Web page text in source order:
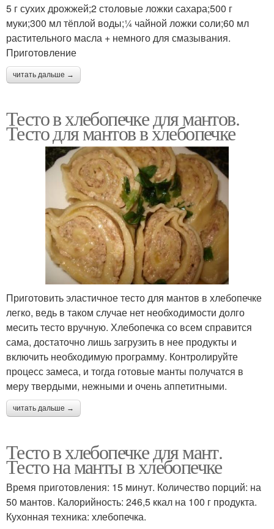
5 г сухих дрожжей;2 столовые ложки сахара;500 г
муки;300 мл тёплой воды;¼ чайной ложки соли;60 мл
растительного масла + немного для смазывания.
Приготовление
читать дальше →
Тесто в хлебопечке для мантов.
Тесто для мантов в хлебопечке
Приготовить эластичное тесто для мантов в хлебопечке
легко, ведь в таком случае нет необходимости долго
месить тесто вручную. Хлебопечка со всем справится
сама, достаточно лишь загрузить в нее продукты и
включить необходимую программу. Контролируйте
процесс замеса, и тогда готовые манты получатся в
меру твердыми, нежными и очень аппетитными.
читать дальше →
Тесто в хлебопечке для мант.
Тесто на манты в хлебопечке
Время приготовления: 15 минут. Количество порций: на
50 мантов. Калорийность: 246,5 ккал на 100 г продукта.
Кухонная техника: хлебопечка.